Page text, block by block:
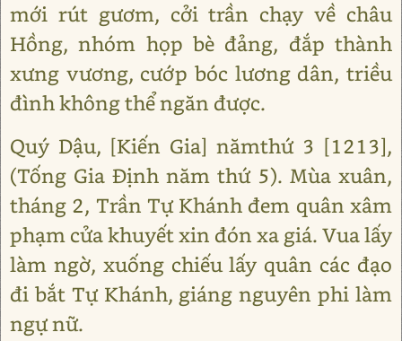
mới rút gươm, cởi trần chạy về châu
Hồng, nhóm họp bè đảng, đắp thành
xưng vương, cướp bóc lương dân, triều
đình không thể ngăn được.
Quý Dậu, [Kiến Gia] nămthứ 3 [1213],
(Tống Gia Định năm thứ 5). Mùa xuân,
tháng 2, Trần Tự Khánh đem quân xâm
phạm cửa khuyết xin đón xa giá. Vua lấy
làm ngờ, xuống chiếu lấy quân các đạo
đi bắt Tự Khánh, giáng nguyên phi làm
ngự nữ.